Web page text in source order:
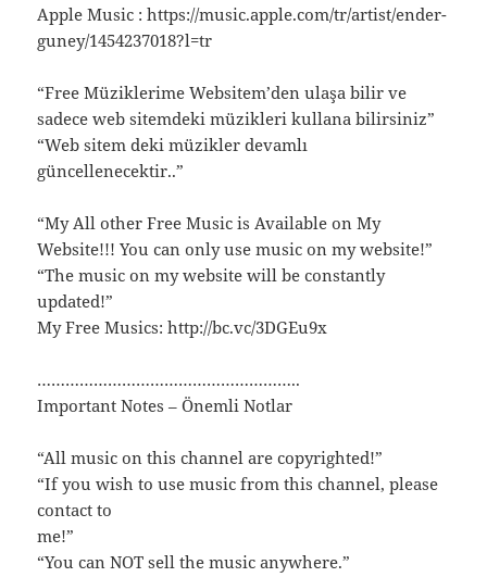
Apple Music : https://music.apple.com/tr/artist/ender-
guney/1454237018?l=tr
“Free Müziklerime Websitem’den ulaşa bilir ve
sadece web sitemdeki müzikleri kullana bilirsiniz”
“Web sitem deki müzikler devamlı
güncellenecektir..”
“My All other Free Music is Available on My
Website!!! You can only use music on my website!”
“The music on my website will be constantly
updated!”
My Free Musics: http://bc.vc/3DGEu9x
………………………………………………..
Important Notes – Önemli Notlar
“All music on this channel are copyrighted!”
“If you wish to use music from this channel, please
contact to
me!”
“You can NOT sell the music anywhere.”